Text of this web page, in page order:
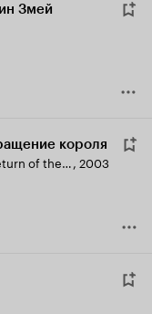
Змей
короля
The Lord of the Rings: The Return of the King, 2003